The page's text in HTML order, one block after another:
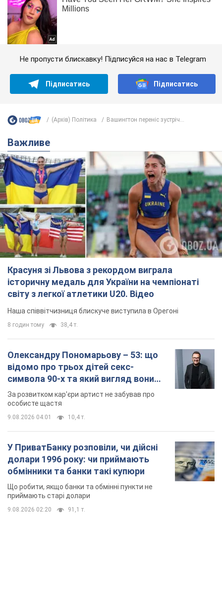
Не пропусти блискавку! Підписуйся на нас в Telegram
Підписатись Підписатись
(Архів) Політика Вашингтон переніс зустріч...
Важливе
Красуня зі Львова з рекордом виграла
історичну медаль для України на чемпіонаті
світу з легкої атлетики U20. Відео
Наша співвітчизниця блискуче виступила в Орегоні
8 годин тому 38,4 т.
Олександру Пономарьову – 53: що
відомо про трьох дітей секс-
символа 90-х та який вигляд вони
мають
За розвитком кар'єри артист не забував про
особисте щастя
9.08.2026 04:01 10,4 т.
У ПриватБанку розповіли, чи дійсні
долари 1996 року: чи приймають
обмінники та банки такі купюри
Що робити, якщо банки та обмінні пункти не
приймають старі долари
9.08.2026 02:20 91,1 т.